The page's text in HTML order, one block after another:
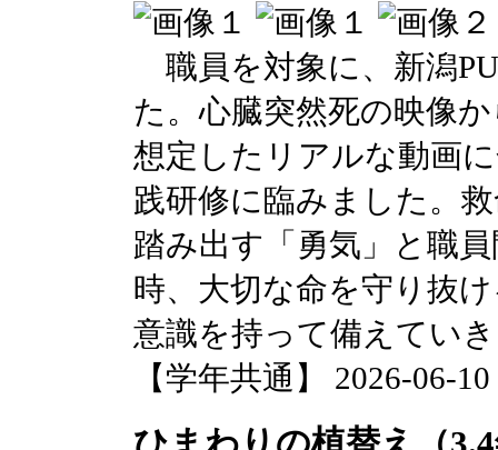
職員を対象に、新潟
た。心臓突然死の映像
想定したリアルな動画
践研修に臨みました。
踏み出す「勇気」と職
時、大切な命を守り抜
意識を持って備えてい
【学年共通】 2026-06-